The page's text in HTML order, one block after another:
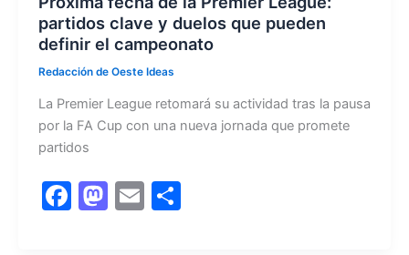
partidos clave y duelos que pueden
definir el campeonato
Redacción de Oeste Ideas
La Premier League retomará su actividad tras la pausa
por la FA Cup con una nueva jornada que promete
partidos
F M E C